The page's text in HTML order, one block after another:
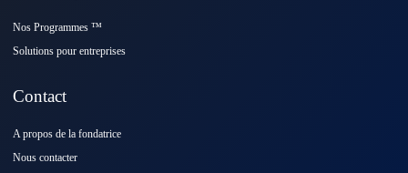
Nos Programmes ™️
Solutions pour entreprises
Contact
A propos de la fondatrice
Nous contacter